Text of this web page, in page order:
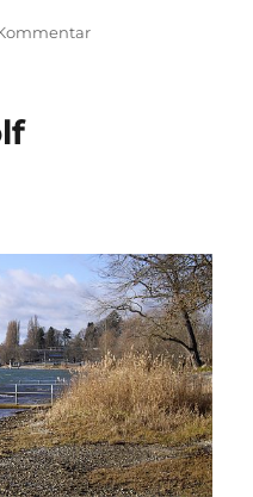
zu